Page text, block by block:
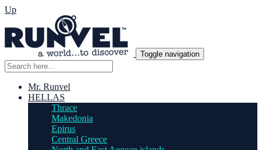
Up
Toggle navigation
Mr. Runvel
HELLAS
Thrace
Makedonia
Epirus
Central Greece